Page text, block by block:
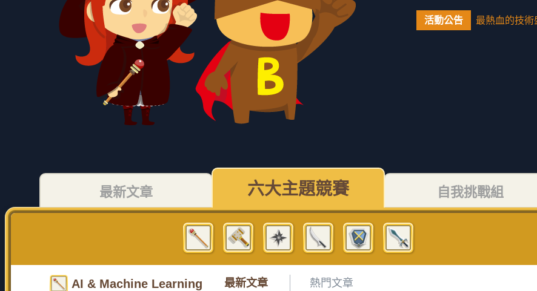
活動公告
最新文章 六大主題競賽 自我挑戰組
AI & Machine Learning 最新文章 熱門文章